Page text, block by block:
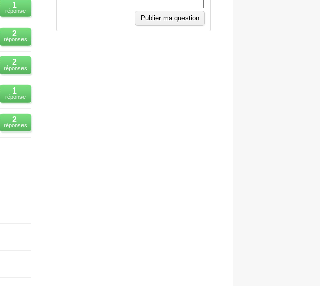
1
réponse
2
réponses
2
réponses
1
réponse
2
réponses